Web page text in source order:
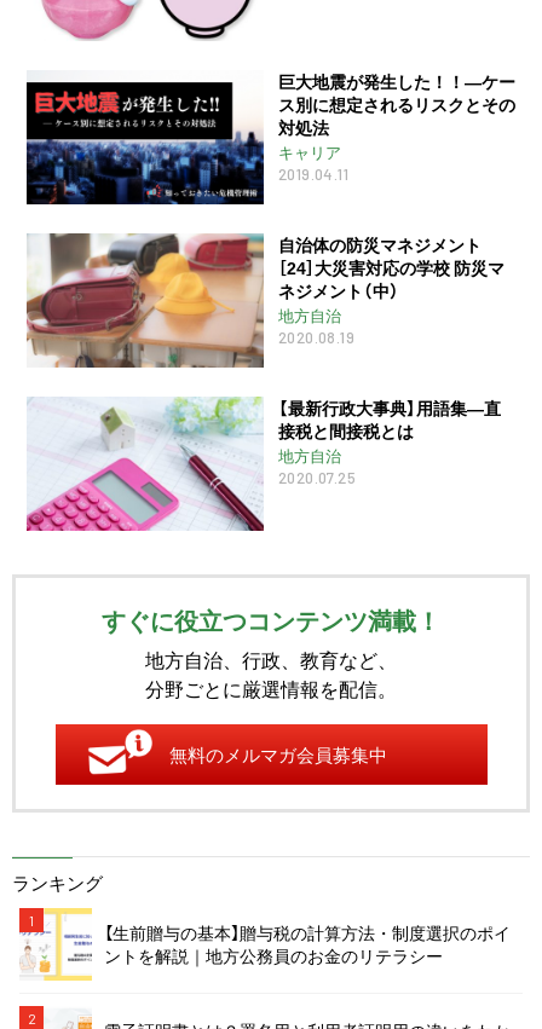
巨大地震が発生した！！―ケー
ス別に想定されるリスクとその
対処法
キャリア
2019.04.11
自治体の防災マネジメント
［24］大災害対応の学校 防災マ
ネジメント（中）
地方自治
2020.08.19
【最新行政大事典】用語集―直
接税と間接税とは
地方自治
2020.07.25
すぐに役立つコンテンツ満載！
地方自治、行政、教育など、
分野ごとに厳選情報を配信。
無料のメルマガ会員募集中
ランキング
1
【生前贈与の基本】贈与税の計算方法・制度選択のポイ
ントを解説｜地方公務員のお金のリテラシー
2